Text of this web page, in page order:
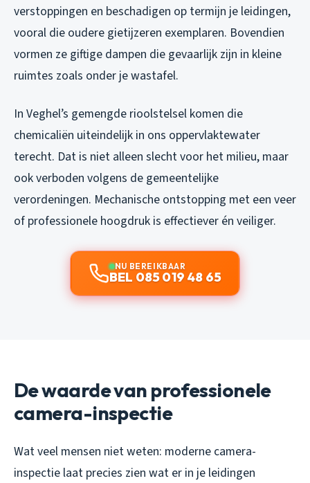
verstoppingen en beschadigen op termijn je leidingen,
vooral die oudere gietijzeren exemplaren. Bovendien
vormen ze giftige dampen die gevaarlijk zijn in kleine
ruimtes zoals onder je wastafel.
In Veghel’s gemengde rioolstelsel komen die
chemicaliën uiteindelijk in ons oppervlaktewater
terecht. Dat is niet alleen slecht voor het milieu, maar
ook verboden volgens de gemeentelijke
verordeningen. Mechanische ontstopping met een veer
of professionele hoogdruk is effectiever én veiliger.
NU BEREIKBAAR
BEL 085 019 48 65
De waarde van professionele
camera-inspectie
Wat veel mensen niet weten: moderne camera-
inspectie laat precies zien wat er in je leidingen